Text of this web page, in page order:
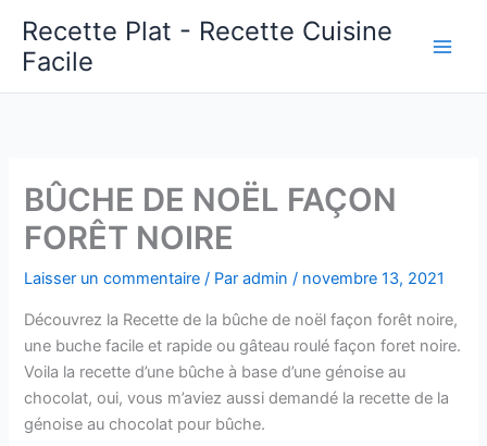
contenu
Recette Plat - Recette Cuisine
Facile
BÛCHE DE NOËL FAÇON
FORÊT NOIRE
Laisser un commentaire / Paradmin/ novembre 13, 2021
Découvrez la Recette de la bûche de noël façon forêt noire,
une buche facile et rapide ou gâteau roulé façon foret noire.
Voila la recette d’une bûche à base d’une génoise au
chocolat, oui, vous m’aviez aussi demandé la recette de la
génoise au chocolat pour bûche.